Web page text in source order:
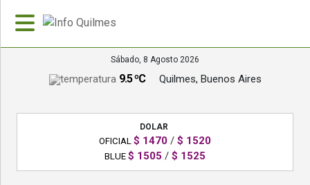
Sábado, 8 Agosto 2026
9.5 ºC Quilmes, Buenos Aires
DOLAR
OFICIAL $ 1470 / $ 1520
BLUE $ 1505 / $ 1525